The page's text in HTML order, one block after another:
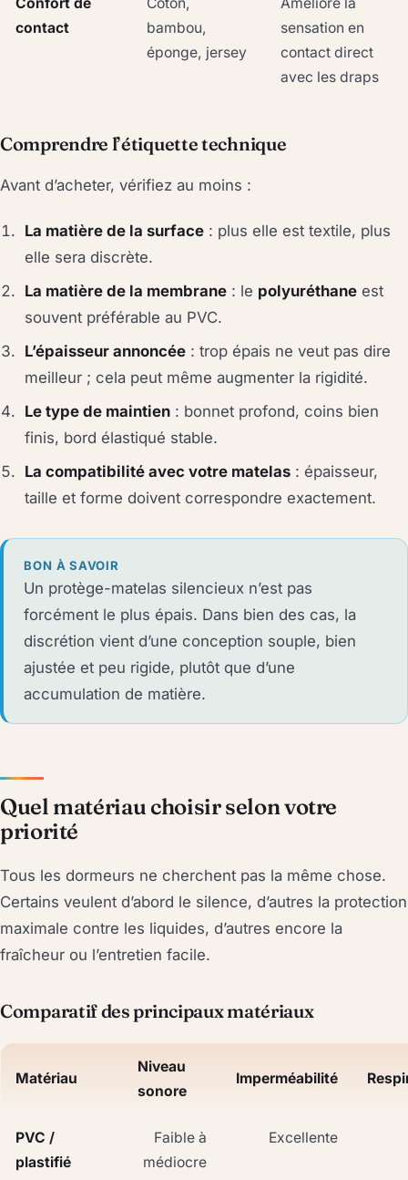
contact
bambou,
éponge, jersey
sensation en
contact direct
avec les draps
Comprendre l’étiquette technique
Avant d’acheter, vérifiez au moins :
La matière de la surface : plus elle est textile, plus
elle sera discrète.
La matière de la membrane : le polyuréthane est
souvent préférable au PVC.
L’épaisseur annoncée : trop épais ne veut pas dire
meilleur ; cela peut même augmenter la rigidité.
Le type de maintien : bonnet profond, coins bien
finis, bord élastiqué stable.
La compatibilité avec votre matelas : épaisseur,
taille et forme doivent correspondre exactement.
BON À SAVOIR
Un protège-matelas silencieux n’est pas
forcément le plus épais. Dans bien des cas, la
discrétion vient d’une conception souple, bien
ajustée et peu rigide, plutôt que d’une
accumulation de matière.
Quel matériau choisir selon votre
priorité
Tous les dormeurs ne cherchent pas la même chose.
Certains veulent d’abord le silence, d’autres la protection
maximale contre les liquides, d’autres encore la
fraîcheur ou l’entretien facile.
Comparatif des principaux matériaux
Matériau
Niveau
sonore
Imperméabilité
PVC /
plastifié
Faible à
médiocre
Excellente